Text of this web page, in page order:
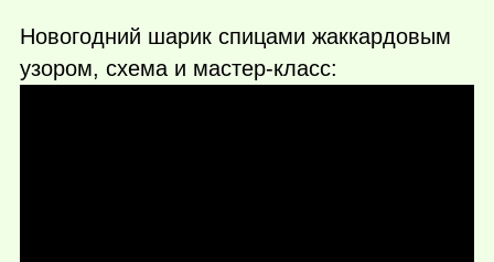
Новогодний шарик спицами жаккардовым
узором, схема и мастер-класс: